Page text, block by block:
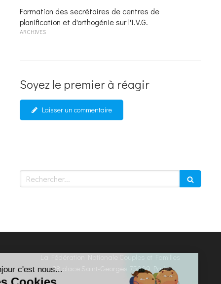
Formation des secrétaires de centres de
planification et d'orthogénie sur l'I.V.G.
ARCHIVES
Soyez le premier à réagir
Laisser un commentaire
Rechercher
La Fédération Nationale Couples et Familles
28 place Saint-Georges
75009 Paris
Bonjour c'est nous...